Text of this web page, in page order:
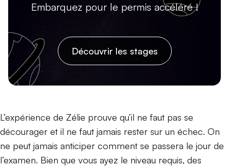
Embarquez pour le permis accéléré !
Découvrir les stages
L’expérience de Zélie prouve qu’il ne faut pas se
décourager et il ne faut jamais rester sur un échec. On
ne peut jamais anticiper comment se passera le jour de
l’examen. Bien que vous ayez le niveau requis, des